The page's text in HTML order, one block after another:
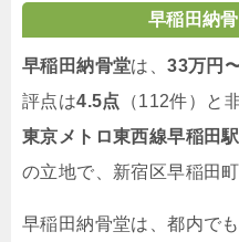
早稲田納
早稲田納骨堂は、33万円
評点は4.5点
（112件）と
東京メトロ東西線早稲田
の立地で、新宿区早稲田
早稲田納骨堂は、都内で